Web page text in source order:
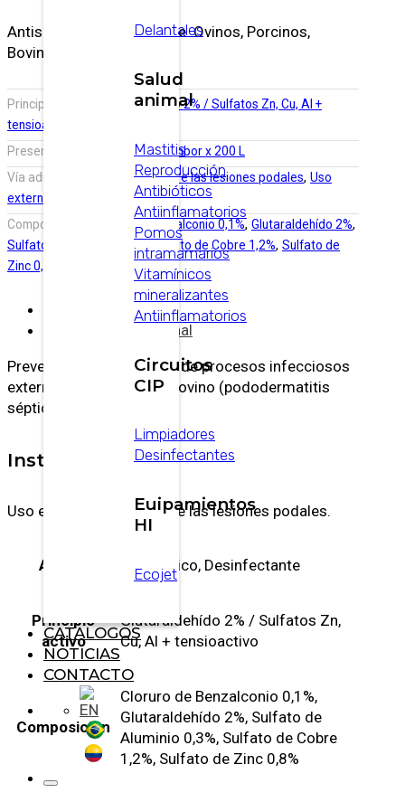
Delantales
Salud
animal
Mastitis
Reproducción
Antibióticos
Antiinflamatorios
Pomos
intramamarios
Vitamínicos
mineralizantes
Antiinflamatorios
Circuitos
CIP
Limpiadores
Desinfectantes
Euipamientos
HI
Ecojet
CATALOGOS
NOTICIAS
CONTACTO
Antiséptico, desinfectante. Ovinos, Porcinos,
Bovinos.
Principio Activo:
Glutaraldehído 2% / Sulfatos Zn, Cu, Al +
tensioactivo
Presentación:
Bidón x 20 L,Tambor x 200 L
Vía administración:
Tópico sobre las lesiones podales, Uso
externo
Composición :
Cloruro de Benzalconio 0,1%, Glutaraldehído 2%,
Sulfato de Aluminio 0,3% , Sulfato de Cobre 1,2%, Sulfato de
Zinc 0,8%
Información adicional
Prevención y tratamiento de procesos infecciosos
externos del pie bovino y ovino (pododermatitis
séptica o pietín).
Instrucciones
Uso externo. Tópico sobre las lesiones podales.
Acción Antiséptico, Desinfectante
Principio
activo
Glutaraldehído 2% / Sulfatos Zn,
Cu, Al + tensioactivo
Composición
Cloruro de Benzalconio 0,1%,
Glutaraldehído 2%, Sulfato de
Aluminio 0,3%, Sulfato de Cobre
1,2%, Sulfato de Zinc 0,8%